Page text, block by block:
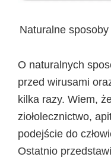
Naturalne
O naturalnych
przed wirusami
kilka razy. Wiem,
ziołolecznictwo,
podejście do
Ostatnio